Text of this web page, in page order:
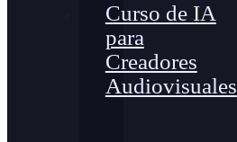
Curso de IA
para
Creadores
Audiovisuales